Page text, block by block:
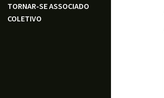
TORNAR-SE ASSOCIADO
COLETIVO